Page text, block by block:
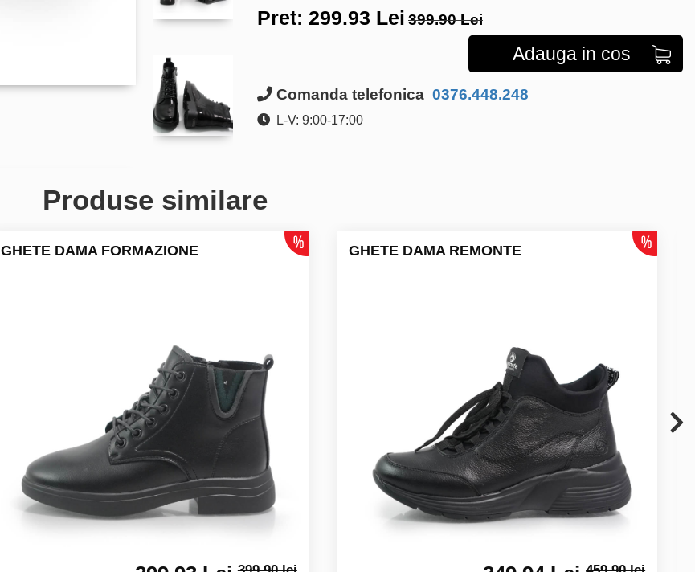
Pret: 299.93 Lei 399.90 Lei
Adauga in cos
Comanda telefonica 0376.448.248
L-V: 9:00-17:00
Produse similare
GHETE DAMA FORMAZIONE GHETE DAMA REMONTE